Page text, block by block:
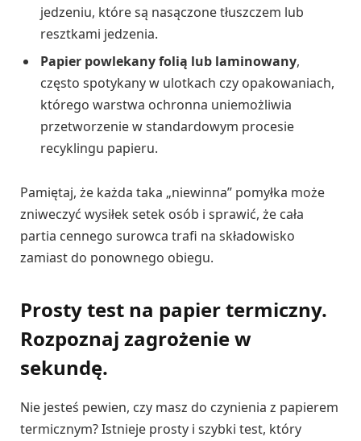
jedzeniu, które są nasączone tłuszczem lub
resztkami jedzenia.
Papier powlekany folią lub laminowany,
często spotykany w ulotkach czy opakowaniach,
którego warstwa ochronna uniemożliwia
przetworzenie w standardowym procesie
recyklingu papieru.
Pamiętaj, że każda taka „niewinna” pomyłka może
zniweczyć wysiłek setek osób i sprawić, że cała
partia cennego surowca trafi na składowisko
zamiast do ponownego obiegu.
Prosty test na papier termiczny.
Rozpoznaj zagrożenie w
sekundę.
Nie jesteś pewien, czy masz do czynienia z papierem
termicznym? Istnieje prosty i szybki test, który